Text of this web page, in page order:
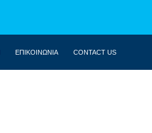
ΕΠΙΚΟΙΝΩΝΙΑ CONTACT US